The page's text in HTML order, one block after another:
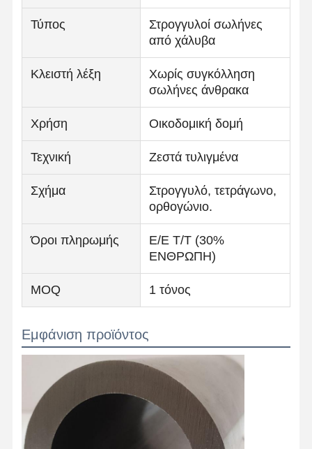
Τύπος
Στρογγυλοί σωλήνες
από χάλυβα
Κλειστή λέξη
Χωρίς συγκόλληση
σωλήνες άνθρακα
Χρήση Οικοδομική δομή
Τεχνική Ζεστά τυλιγμένα
Σχήμα
Στρογγυλό, τετράγωνο,
ορθογώνιο.
Όροι πληρωμής
Ε/Ε Τ/Τ (30%
ΕΝΘΡΩΠΗ)
MOQ 1 τόνος
Εμφάνιση προϊόντος